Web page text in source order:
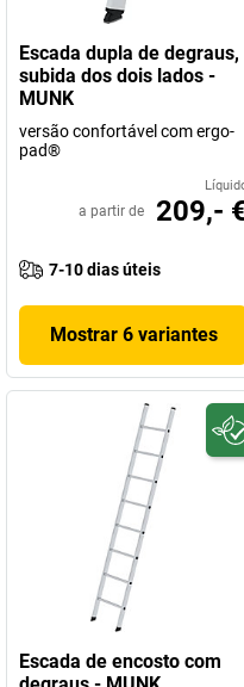
Escada dupla de degraus,
subida dos dois lados -
MUNK
versão confortável com ergo-
pad®
a partir de 209,-
7-10 dias úteis
Mostrar 6 variantes
Escada de encosto com